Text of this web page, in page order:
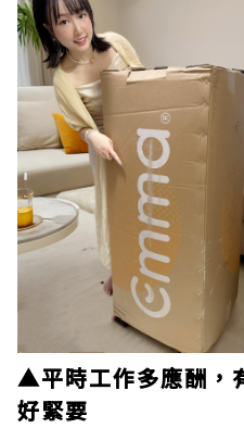
▲平時工作多應酬，
好緊要